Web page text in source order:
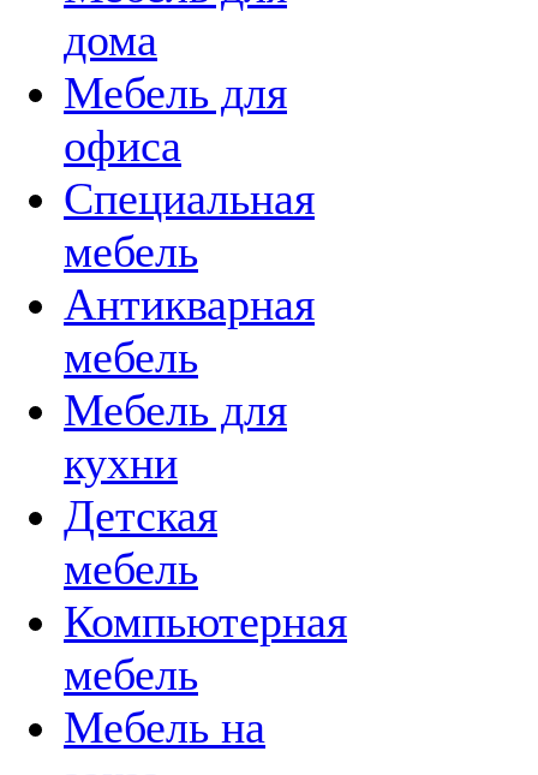
дома
Мебель для
офиса
Специальная
мебель
Антикварная
мебель
Мебель для
кухни
Детская
мебель
Компьютерная
мебель
Мебель на